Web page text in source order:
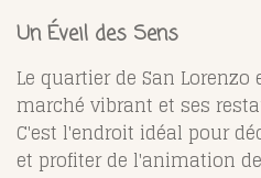
Un Éveil des Sens
Le quartier de San
marché vibrant et ses
C'est l'endroit idéal pour
et profiter de l'animation